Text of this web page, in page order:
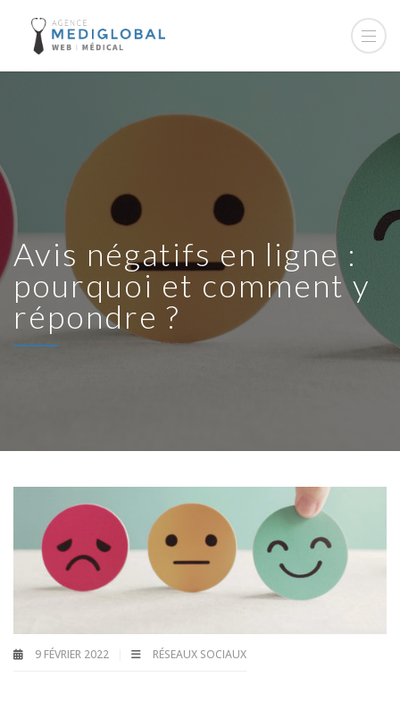
Avis négatifs en ligne :
pourquoi et comment y
répondre ?
9 FÉVRIER 2022 RÉSEAUX SOCIAUX